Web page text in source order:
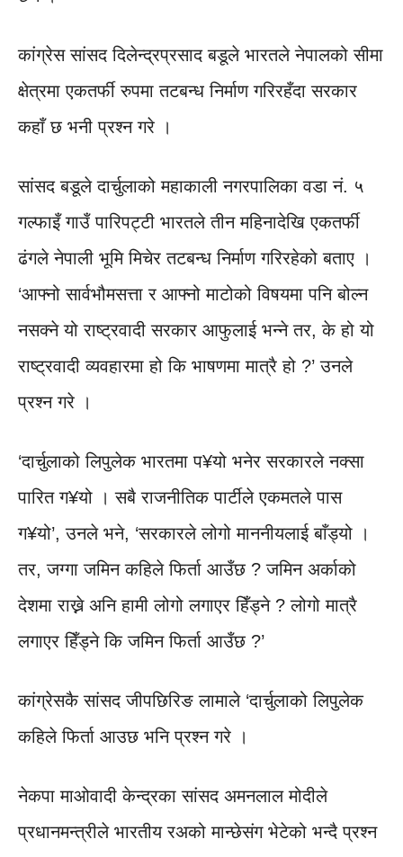
कांग्रेस सांसद दिलेन्द्रप्रसाद बडूले भारतले नेपालको सीमा
क्षेत्रमा एकतर्फी रुपमा तटबन्ध निर्माण गरिरहँदा सरकार
कहाँ छ भनी प्रश्न गरे ।
सांसद बडूले दार्चुलाको महाकाली नगरपालिका वडा नं. ५
गल्फाइँ गाउँ पारिपट्टी भारतले तीन महिनादेखि एकतर्फी
ढंगले नेपाली भूमि मिचेर तटबन्ध निर्माण गरिरहेको बताए ।
‘आफ्नो सार्वभौमसत्ता र आफ्नो माटोको विषयमा पनि बोल्न
नसक्ने यो राष्ट्रवादी सरकार आफुलाई भन्ने तर, के हो यो
राष्ट्रवादी व्यवहारमा हो कि भाषणमा मात्रै हो ?’ उनले
प्रश्न गरे ।
‘दार्चुलाको लिपुलेक भारतमा प¥यो भनेर सरकारले नक्सा
पारित ग¥यो । सबै राजनीतिक पार्टीले एकमतले पास
ग¥यो’, उनले भने, ‘सरकारले लोगो माननीयलाई बाँड्यो ।
तर, जग्गा जमिन कहिले फिर्ता आउँछ ? जमिन अर्काको
देशमा राख्ने अनि हामी लोगो लगाएर हिँड्ने ? लोगो मात्रै
लगाएर हिँड्ने कि जमिन फिर्ता आउँछ ?’
कांग्रेसकै सांसद जीपछिरिङ लामाले ‘दार्चुलाको लिपुलेक
कहिले फिर्ता आउछ भनि प्रश्न गरे ।
नेकपा माओवादी केन्द्रका सांसद अमनलाल मोदीले
प्रधानमन्त्रीले भारतीय रअको मान्छेसंग भेटेको भन्दै प्रश्न